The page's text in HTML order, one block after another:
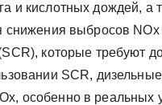
и кислотных дождей, а
снижения выбросов
которые требуют
SCR,
особенно в реальных